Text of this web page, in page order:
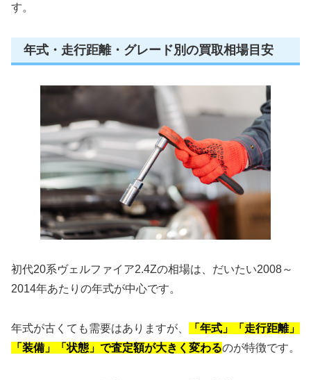
す。
年式・走行距離・グレード別の買取相場目安
初代20系ヴェルファイア2.4Zの相場は、だいたい2008～
2014年あたりの年式が中心です。
年式が古くても需要はありますが、
「年式」「走行距離」
「装備」「状態」で査定額が大きく変わるのが特徴です。